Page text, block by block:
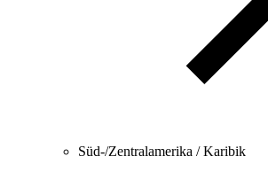
Süd-/Zentralamerika / Karibik